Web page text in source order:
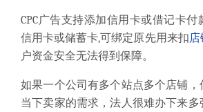
CPC广告支持添加信用卡或借记卡
信用卡或储蓄卡,可绑定原先用来扣店
户资金安全无法得到保障。
如果一个公司有多个站点多个店铺，
当下卖家的需求，法人很难办下来